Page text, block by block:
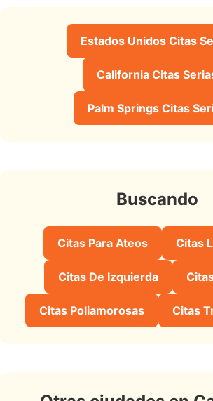
Estados Unidos Citas
California Citas
Palm Springs Citas
Buscando
Citas Para Ateos Citas
Citas De Izquierda
Citas Poliamorosas Citas